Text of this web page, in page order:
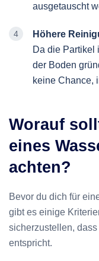
ausgetauscht
Höhere
Da die Partikel
der Boden
keine Chance,
Worauf
eines
achten?
Bevor du dich für
gibt es einige
sicherzustellen,
entspricht.